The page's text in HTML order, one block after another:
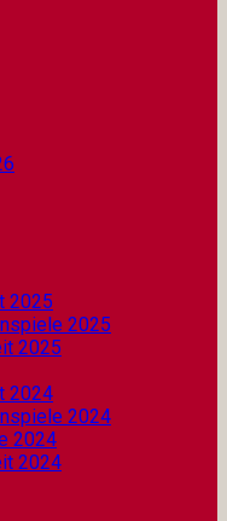
2025
2025
2025
2024
2024
2024
2024